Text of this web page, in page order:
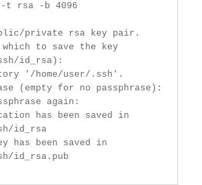
-t rsa -b 4096
private rsa key pair.
to save the key
id_rsa):
'/home/user/.ssh'.
(empty for no passphrase):
again:
has been saved in
id_rsa
has been saved in
id_rsa.pub